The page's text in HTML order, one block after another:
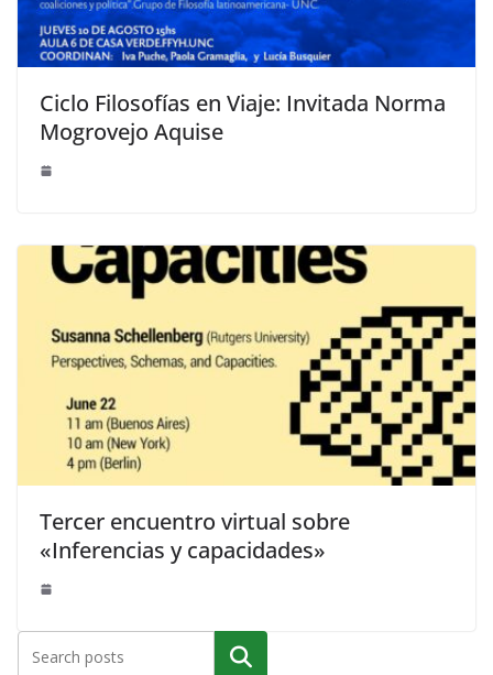
Ciclo Filosofías en Viaje: Invitada Norma
Mogrovejo Aquise
Tercer encuentro virtual sobre
«Inferencias y capacidades»
Buscar